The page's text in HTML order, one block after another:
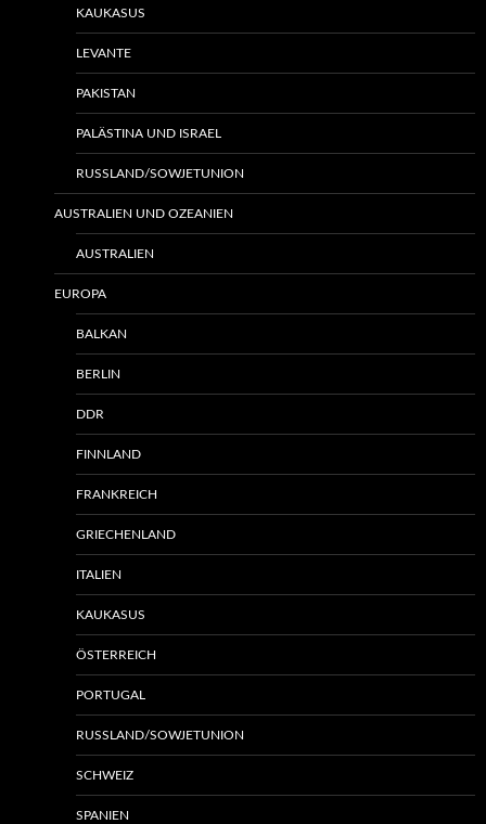
KAUKASUS
LEVANTE
PAKISTAN
PALÄSTINA UND ISRAEL
RUSSLAND/SOWJETUNION
AUSTRALIEN UND OZEANIEN
AUSTRALIEN
EUROPA
BALKAN
BERLIN
DDR
FINNLAND
FRANKREICH
GRIECHENLAND
ITALIEN
KAUKASUS
ÖSTERREICH
PORTUGAL
RUSSLAND/SOWJETUNION
SCHWEIZ
SPANIEN